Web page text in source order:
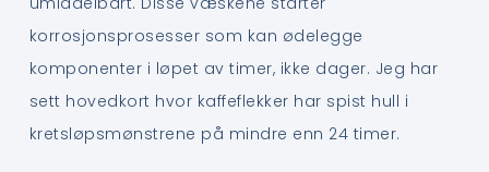
korrosjonsprosesser som kan ødelegge
komponenter i løpet av timer, ikke dager. Jeg har
sett hovedkort hvor kaffeflekker har spist hull i
kretsløpsmønstrene på mindre enn 24 timer.